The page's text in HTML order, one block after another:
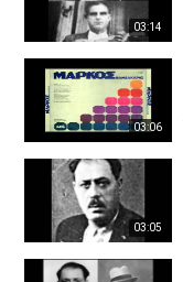
03:14
03:06
03:05